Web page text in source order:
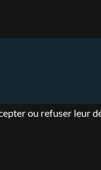
ou refuser leur